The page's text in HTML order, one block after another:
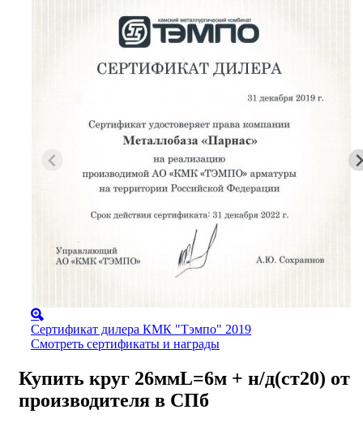
Сертификат дилера КМК "Тэмпо" 2019
Смотреть сертификаты и награды
Купить круг 26ммL=6м + н/д(ст20) от
производителя в СПб